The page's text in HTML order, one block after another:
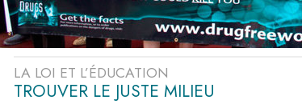
LA LOI ET L’ÉDUCATION
TROUVER LE JUSTE MILIEU